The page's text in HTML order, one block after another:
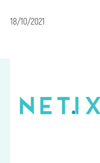
18/10/2021